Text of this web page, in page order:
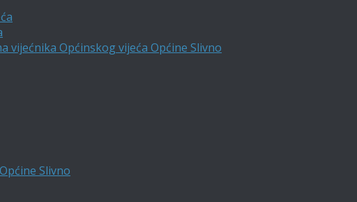
vijećnika Općinskog vijeća Općine Slivno
Slivno